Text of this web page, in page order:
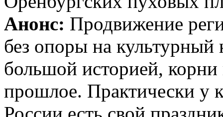
Анонс: Продвижение
без опоры на
большой историей, корни
прошлое. Практически у